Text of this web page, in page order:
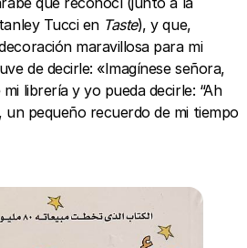
Tucci en Taste), y que,
maravillosa para mi
de decirle: «Imagínese señora,
librería y yo pueda decirle: “Ah
pequeño recuerdo de mi tiempo